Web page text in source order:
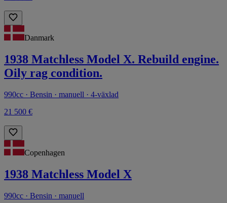
Danmark
1938 Matchless Model X. Rebuild engine.
Oily rag condition.
990cc · Bensin · manuell · 4-växlad
21 500 €
Copenhagen
1938 Matchless Model X
990cc · Bensin · manuell